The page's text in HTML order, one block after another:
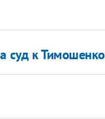
суд к Тимошенко